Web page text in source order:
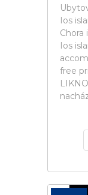
Ios
Chora
Ios
free